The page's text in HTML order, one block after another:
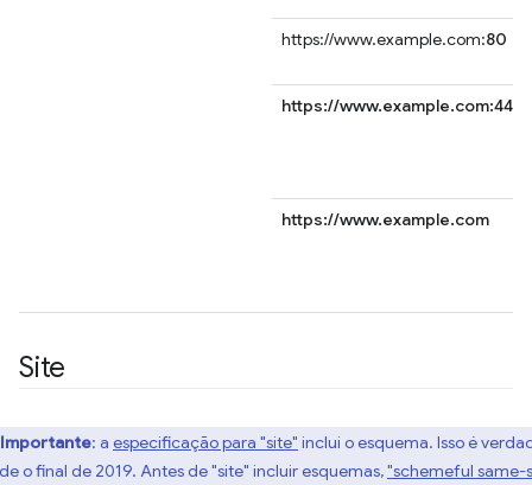
https://www.example.com:80
https://www.example.com:443
https://www.example.com
Site
Importante: a especificação para "site" inclui o esquema. Isso é
o final de 2019. Antes de "site" incluir esquemas,"schemeful same-